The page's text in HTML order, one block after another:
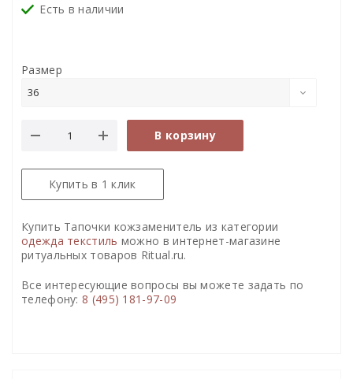
Есть в наличии
Размер
36
В корзину
Купить в 1 клик
Купить Тапочки кожзаменитель из категории
одежда текстиль можно в интернет-магазине
ритуальных товаров Ritual.ru.
Все интересующие вопросы вы можете задать по
телефону: 8 (495) 181-97-09